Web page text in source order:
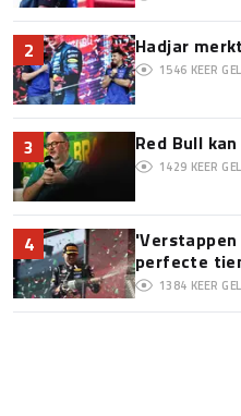
2 Hadjar
1546 KEER
3 Red Bull
1429 KEER
4
'Verstappen
perfecte
1384 KEER